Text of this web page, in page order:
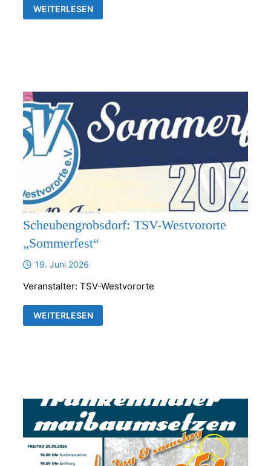
SOMMERKONZERTE
UND
BILDERAUSSTELLUNG
WEITERLESEN
Scheubengrobsdorf: TSV-Westvororte
„Sommerfest“
19. Juni 2026
Veranstalter: TSV-Westvororte
SCHEUBENGROBSDORF:
TSV-
WEITERLESEN